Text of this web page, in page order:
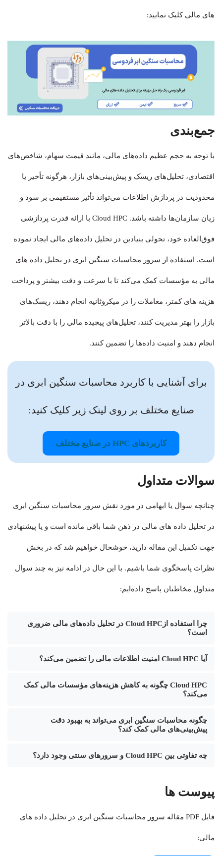
های مالی کلیک نمایید:
جمع‌بندی
با توجه به حجم عظیم داده‌های مالی، مانند قیمت سهام، شاخص‌های
اقتصادی، تحلیل‌های ریسک و پیش‌بینی‌های بازار، هرگونه تأخیر یا
محدودیت در پردازش اطلاعات می‌تواند تأثیر مستقیمی بر سود و
زیان سازمان‌ها داشته باشد. Cloud HPC با ارائه قدرت پردازشی
فوق‌العاده خود، تحولی بنیادین در تحلیل داده‌های مالی ایجاد نموده
است. استفاده از سرور محاسبات سنگین ابری در تحلیل داده های
مالی به مؤسسات کمک می‌کند تا با سرعت و دقت بیشتر و پرداخت
هزینه های کمتر، معاملات را در میکروثانیه انجام دهند، ریسک‌های
بازار را بهتر مدیریت کنند، تحلیل‌های پیچیده مالی را با دقت بالاتر
انجام دهند و امنیت داده‌ها را تضمین کنند.
برای آشنایی با کاربرد محاسبات سنگین ابری در
صنایع مختلف بر روی لینک زیر کلیک کنید:
کاربردهای HPC در صنایع مختلف
سوالات متداول
چنانچه سوال یا ابهامی در مورد نقش سرور محاسبات سنگین ابری
در تحلیل داده های مالی در ذهن شما باقی مانده است و یا پیشنهادی
جهت تکمیل این مقاله دارید، خوشحال خواهیم شد که در بخش
نظرات پاسخگوی شما باشیم. با این حال در ادامه نیز به چند سوال
متداول مخاطبان پاسخ داده‌ایم:
چرا استفاده ازCloud HPC در تحلیل داده‌های مالی ضروری
است؟
آیا Cloud HPC امنیت اطلاعات مالی را تضمین می‌کند؟
Cloud HPC چگونه به کاهش هزینه‌های مؤسسات مالی کمک
می‌کند؟
چگونه محاسبات سنگین ابری می‌تواند به بهبود دقت
پیش‌بینی‌های مالی کمک کند؟
چه تفاوتی بین Cloud HPC و سرورهای سنتی وجود دارد؟
پیوست ها
فایل PDF مقاله سرور محاسبات سنگین ابری در تحلیل داده های
مالی: